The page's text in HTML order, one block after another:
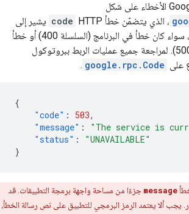
، الذي يتضمّن خطأ HTTP code يشير إلى
نوع الخطأ الذي حدث، سواء كان خطأ في البرنامج (السلسلة 400) أو خطأ
في الخادم (السلسلة 500). لمراجعة جميع عمليات الربط ببروتوكول
google.rpc.Code
.
{
"code" : 503,
"message" :
"The service is
"status" :
"UNAVAILABLE"
}
message جزءًا من مساحة واجهة برمجة التطبيقات. قد
يجب ألا يعتمد الرمز البرمجي للتطبيق على نص رسالة الخطأ،